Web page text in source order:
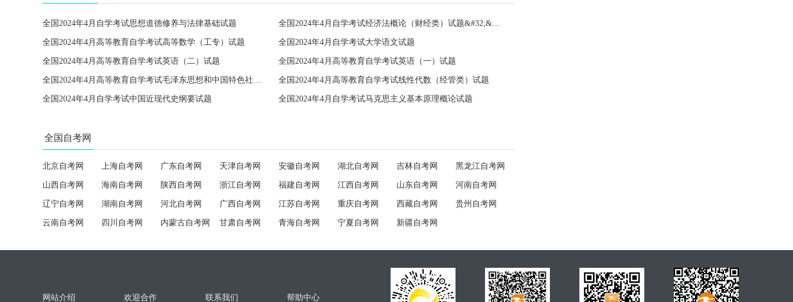
全国2024年4月自学考试思想道德修养与法律基础试题 全国2024年4月自学考试经济法概论（财经类）试题&#32;&#32;
全国2024年4月高等教育自学考试高等数学（工专）试题 全国2024年4月自学考试大学语文试题
全国2024年4月高等教育自学考试英语（二）试题 全国2024年4月高等教育自学考试英语（一）试题
全国2024年4月高等教育自学考试毛泽东思想和中国特色社会主义理论体系概论试题 全国2024年4月高等教育自学考试线性代数（经管类）试题
全国2024年4月自学考试中国近现代史纲要试题 全国2024年4月自学考试马克思主义基本原理概论试题
全国自考网
北京自考网 上海自考网 广东自考网 天津自考网 安徽自考网 湖北自考网 吉林自考网 黑龙江自考网
山西自考网 海南自考网 陕西自考网 浙江自考网 福建自考网 江西自考网 山东自考网 河南自考网
辽宁自考网 湖南自考网 河北自考网 广西自考网 江苏自考网 重庆自考网 西藏自考网 贵州自考网
云南自考网 四川自考网 内蒙古自考网 甘肃自考网 青海自考网 宁夏自考网 新疆自考网
网站介绍 欢迎合作 联系我们 帮助中心